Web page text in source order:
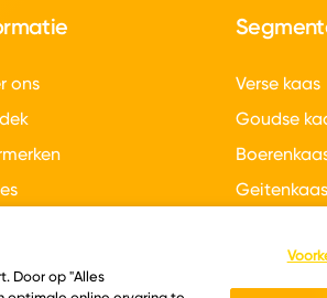
ons
Verse kaas
Goudse
Geitenkaas
Door op "Alles